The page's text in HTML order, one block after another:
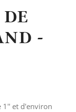
-
et d'environ